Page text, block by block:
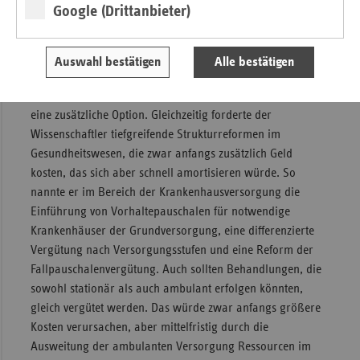
Google (Drittanbieter)
Auswahl bestätigen Alle bestätigen
Professor Schreyögg schlug zur Stabilisierung der GKV-
Finanzierung eine Ausweitung der Beitragsbemessung vor,
bei der nicht nur die Bemessungsgrenze erhöht, sondern
beispielsweise auch Kapitalerträge herangezogen würden.
eine zusätzliche Option. Gleichzeitig forderte der
Wissenschaftler tiefgreifende Strukturreformen im
Gesundheitswesen, die zwar anfangs zusätzlich Geld
kosten, das sich aber schnell amortisieren würde. So
nannte er im Bereich der Krankenhausversorgung die
Einführung von Vorhaltepauschalen für notwendige
Krankenhäuser der Grundversorgung, eine differenzierte
Vergütung nach Versorgungsstufen und eine Reform der
Fallpauschalenvergütung. Auch sollten Behandlungen, die
sowohl stationär als auch ambulant erfolgen könnten,
gleich vergütet werden. Das würde zwar anfangs größere
Kosten verursachen, aber mittelfristig durch die
Ausweitung der ambulanten Versorgung Ressourcen im